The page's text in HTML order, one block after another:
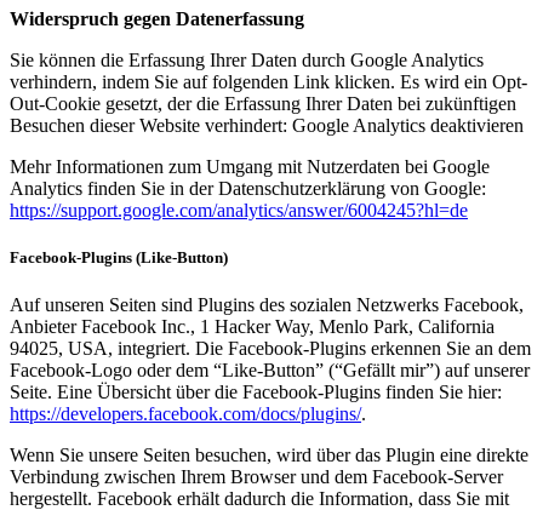
Widerspruch gegen Datenerfassung
Sie können die Erfassung Ihrer Daten durch Google Analytics
verhindern, indem Sie auf folgenden Link klicken. Es wird ein Opt-
Out-Cookie gesetzt, der die Erfassung Ihrer Daten bei zukünftigen
Besuchen dieser Website verhindert: Google Analytics deaktivieren
Mehr Informationen zum Umgang mit Nutzerdaten bei Google
Analytics finden Sie in der Datenschutzerklärung von Google:
https://support.google.com/analytics/answer/6004245?hl=de
Facebook-Plugins (Like-Button)
Auf unseren Seiten sind Plugins des sozialen Netzwerks Facebook,
Anbieter Facebook Inc., 1 Hacker Way, Menlo Park, California
94025, USA, integriert. Die Facebook-Plugins erkennen Sie an dem
Facebook-Logo oder dem “Like-Button” (“Gefällt mir”) auf unserer
Seite. Eine Übersicht über die Facebook-Plugins finden Sie hier:
https://developers.facebook.com/docs/plugins/.
Wenn Sie unsere Seiten besuchen, wird über das Plugin eine direkte
Verbindung zwischen Ihrem Browser und dem Facebook-Server
hergestellt. Facebook erhält dadurch die Information, dass Sie mit